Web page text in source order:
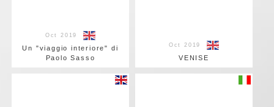
Oct 2019
Un "viaggio interiore" di
Paolo Sasso
Oct 2019
VENISE